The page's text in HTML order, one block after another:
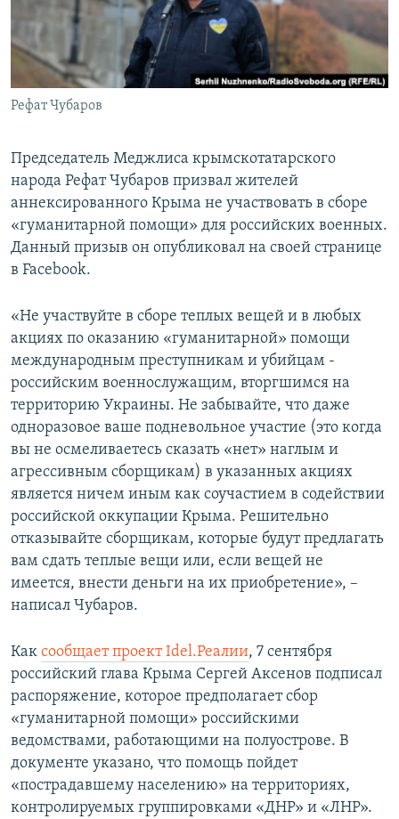
ПОБЕДИТЕЛЕЙ НЕ СУДЯТ?
КРЫМ.НЕПОКОРЕННЫЙ
ELIFBE
УКРАИНСКАЯ ПРОБЛЕМА КРЫМА
ПРИСОЕДИНЯЙТЕСЬ!
Рефат Чубаров
Председатель Меджлиса крымскотатарского
народа Рефат Чубаров призвал жителей
аннексированного Крыма не участвовать в сборе
«гуманитарной помощи» для российских военных.
Данный призыв он опубликовал на своей странице
в Facebook.
«Не участвуйте в сборе теплых вещей и в любых
акциях по оказанию «гуманитарной» помощи
международным преступникам и убийцам -
российским военнослужащим, вторгшимся на
территорию Украины. Не забывайте, что даже
одноразовое ваше подневольное участие (это когда
вы не осмеливаетесь сказать «нет» наглым и
агрессивным сборщикам) в указанных акциях
является ничем иным как соучастием в содействии
российской оккупации Крыма. Решительно
отказывайте сборщикам, которые будут предлагать
вам сдать теплые вещи или, если вещей не
имеется, внести деньги на их приобретение», –
написал Чубаров.
Как сообщает проект Idel.Реалии, 7 сентября
российский глава Крыма Сергей Аксенов подписал
распоряжение, которое предполагает сбор
«гуманитарной помощи» российскими
ведомствами, работающими на полуострове. В
документе указано, что помощь пойдет
«пострадавшему населению» на территориях,
контролируемых группировками «ДНР» и «ЛНР».